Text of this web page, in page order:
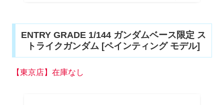
ENTRY GRADE 1/144 ガンダムベース限定 ス
トライクガンダム [ペインティング モデル]
【東京店】在庫なし